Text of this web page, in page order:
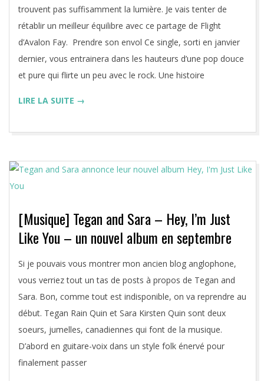
08-
09
trouvent pas suffisamment la lumière. Je vais tenter de
rétablir un meilleur équilibre avec ce partage de Flight
d’Avalon Fay. Prendre son envol Ce single, sorti en janvier
dernier, vous entrainera dans les hauteurs d’une pop douce
et pure qui flirte un peu avec le rock. Une histoire
LIRE LA SUITE →
[Musique] Tegan and Sara – Hey, I’m Just
Like You – un nouvel album en septembre
2019-
07-
09
Si je pouvais vous montrer mon ancien blog anglophone,
vous verriez tout un tas de posts à propos de Tegan and
Sara. Bon, comme tout est indisponible, on va reprendre au
début. Tegan Rain Quin et Sara Kirsten Quin sont deux
soeurs, jumelles, canadiennes qui font de la musique.
D’abord en guitare-voix dans un style folk énervé pour
finalement passer